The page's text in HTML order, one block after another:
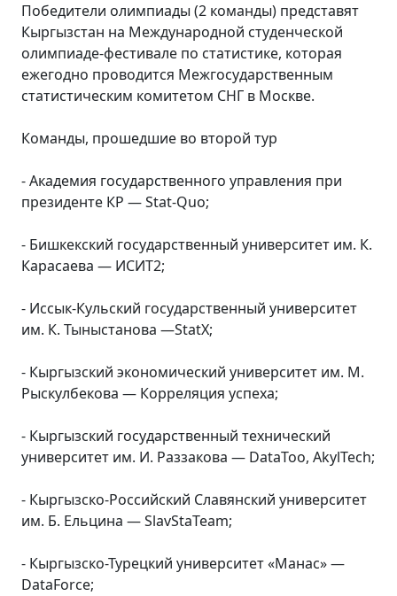
Победители олимпиады (2 команды) представят
Кыргызстан на Международной студенческой
олимпиаде-фестивале по статистике, которая
ежегодно проводится Межгосударственным
статистическим комитетом СНГ в Москве.
Команды, прошедшие во второй тур
- Академия государственного управления при
президенте КР — Stat-Quo;
- Бишкекский государственный университет им. К.
Карасаева — ИСИТ2;
- Иссык-Кульский государственный университет
им. К. Тыныстанова —StatX;
- Кыргызский экономический университет им. М.
Рыскулбекова — Корреляция успеха;
- Кыргызский государственный технический
университет им. И. Раззакова — DataToo, AkylTech;
- Кыргызско-Российский Славянский университет
им. Б. Ельцина — SlavStaTeam;
- Кыргызско-Турецкий университет «Манас» —
DataForce;